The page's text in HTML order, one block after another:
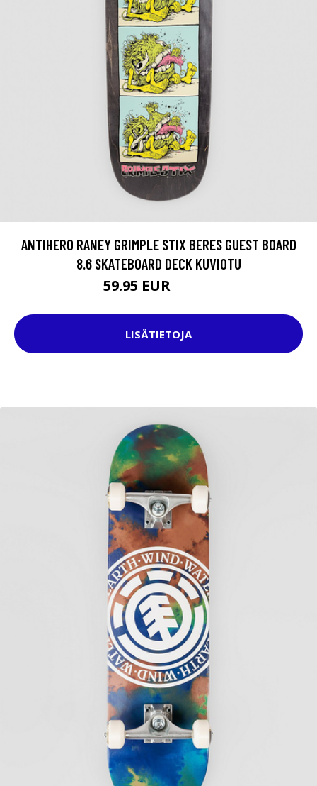
ANTIHERO RANEY GRIMPLE STIX BERES GUEST BOARD
8.6 SKATEBOARD DECK KUVIOTU
59.95 EUR
LISÄTIETOJA